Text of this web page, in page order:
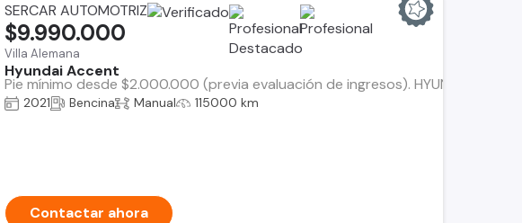
SERCAR AUTOMOTRIZ
Villa Alemana
Hyundai Accent
Pie mínimo desde $2.000.000 (previa evaluación de ingresos). HYUNDAI
$9.990.000
2021 Bencina Manual 115000 km
Contactar ahora